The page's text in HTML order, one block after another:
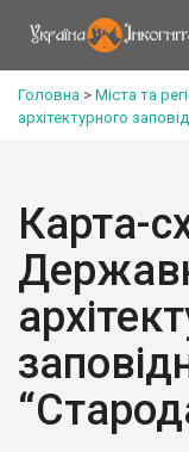
Головна > Міста та
архітектурного
Карта-